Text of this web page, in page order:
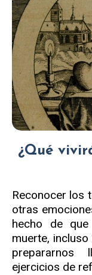
¿Qué
Reconocer los
otras
hecho de
muerte,
prepararnos
ejercicios de